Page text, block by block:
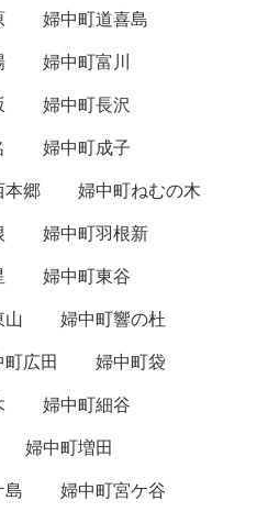
婦中町道喜島
婦中町富川
婦中町長沢
婦中町成子
本郷
婦中町ねむの木
婦中町羽根新
婦中町東谷
山
婦中町響の杜
広田
婦中町袋
婦中町細谷
婦中町増田
島
婦中町宮ケ谷